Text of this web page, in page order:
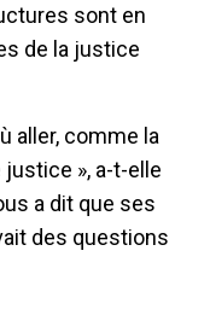
sont en
de la justice
aller, comme la
», a-t-elle
a dit que ses
des questions